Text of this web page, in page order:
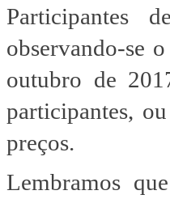
Participantes
observando-se
outubro de
participantes,
preços.
Lembramos